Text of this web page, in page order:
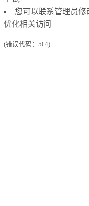
您可以联系管理员修
优化相关访问
(错误代码：504)